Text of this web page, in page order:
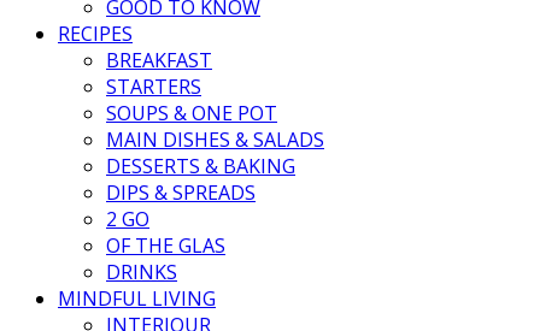
GOOD TO KNOW
RECIPES
BREAKFAST
STARTERS
SOUPS & ONE POT
MAIN DISHES & SALADS
DESSERTS & BAKING
DIPS & SPREADS
2 GO
OF THE GLAS
DRINKS
MINDFUL LIVING
INTERIOUR